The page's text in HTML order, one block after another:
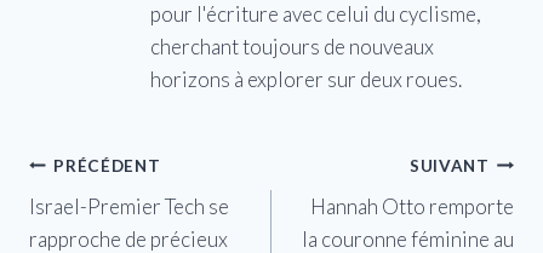
pour l'écriture avec celui du cyclisme,
cherchant toujours de nouveaux
horizons à explorer sur deux roues.
Navigation
de
PRÉCÉDENT
Israel-Premier Tech se
rapproche de précieux
SUIVANT
Hannah Otto remporte
la couronne féminine au